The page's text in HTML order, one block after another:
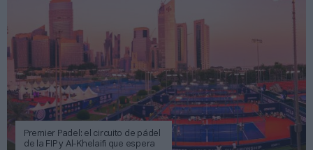
Premier Padel: el circuito de pádel
de la FIP y Al-Khelaifi que espera